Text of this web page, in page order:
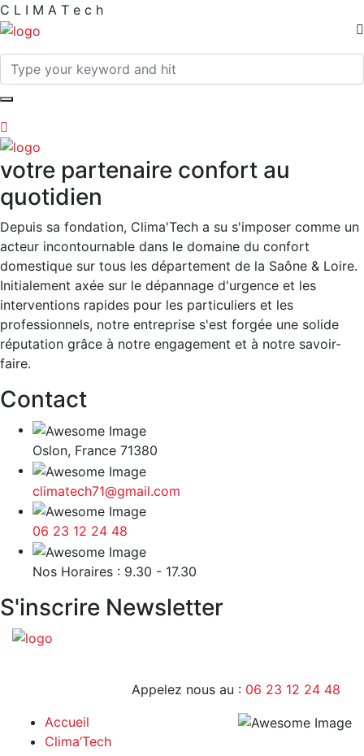
C L I M A T e c h
votre partenaire confort au
quotidien
Depuis sa fondation, Clima'Tech a su s'imposer comme un
acteur incontournable dans le domaine du confort
domestique sur tous les département de la Saône & Loire.
Initialement axée sur le dépannage d'urgence et les
interventions rapides pour les particuliers et les
professionnels, notre entreprise s'est forgée une solide
réputation grâce à notre engagement et à notre savoir-
faire.
Contact
Oslon, France 71380
climatech71@gmail.com
06 23 12 24 48
Nos Horaires : 9.30 - 17.30
S'inscrire Newsletter
Appelez nous au : 06 23 12 24 48
Accueil
Clima’Tech